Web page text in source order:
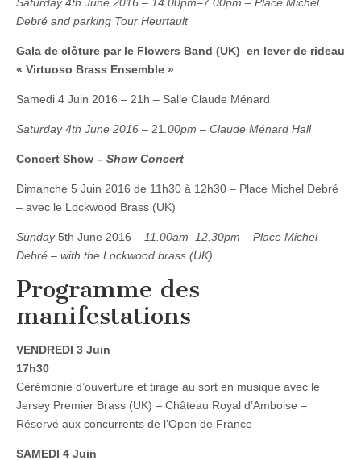
Debré and parking Tour Heurtault
Gala de clôture par le Flowers Band (UK) en lever de rideau
« Virtuoso Brass Ensemble »
Samedi 4 Juin 2016 – 21h – Salle Claude Ménard
Saturday 4th June 2016 – 21 .00pm – Claude Ménard Hall
Concert Show – Show Concert
Dimanche 5 Juin 2016 de 11h30 à 12h30 – Place Michel Debré
– avec le Lockwood Brass (UK)
Sunday5th June 2016 – 11.00am–12.30pm – Place Michel
Debré – with the Lockwood brass (UK)
Programme des
manifestations
VENDREDI 3 Juin
17h30
Cérémonie d’ouverture et tirage au sort en musique avec le
Jersey Premier Brass (UK) – Château Royal d’Amboise –
Réservé aux concurrents de l’Open de France
SAMEDI 4 Juin